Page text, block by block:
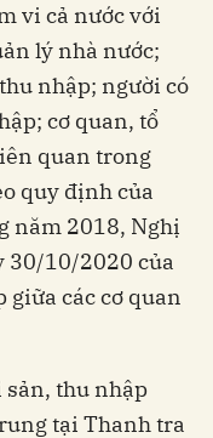
vi cả nước với
lý nhà nước;
nhập; người có
cơ quan, tổ
quan trong
quy định của
năm 2018, Nghị
30/10/2020 của
giữa các cơ quan
sản, thu nhập
tại Thanh tra